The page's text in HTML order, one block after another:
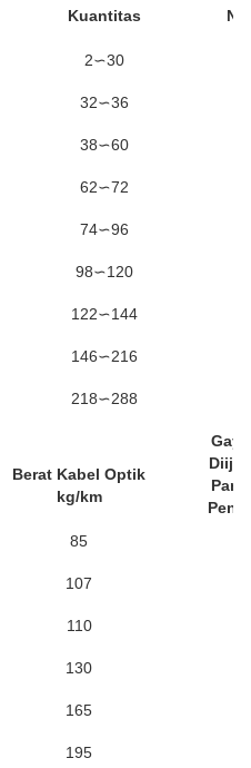
Kuantitas
2∽30
32∽36
38∽60
62∽72
74∽96
98∽120
122∽144
146∽216
218∽288
Berat Kabel Optik
kg/km
85
107
110
130
165
195